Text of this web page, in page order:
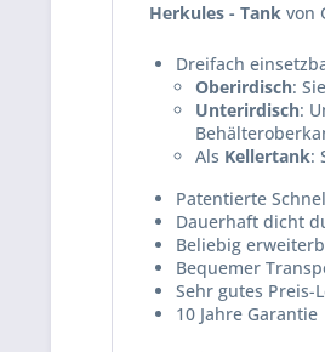
Herkules - Tank von
Dreifach
Oberirdisch:
Unterirdisch:
Als Kellertank:
Patentierte
Dauerhaft dicht
Beliebig
Bequemer
Sehr gutes Preis-
10 Jahre Garantie